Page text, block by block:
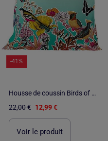
-41%
Housse de coussin Birds of paradise "Happyfriday
22,00 € 12,99 €
Voir le produit